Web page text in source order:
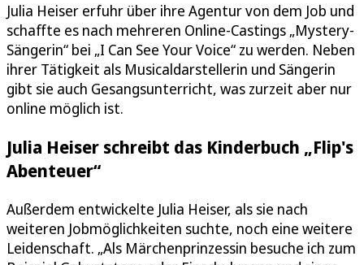
Julia Heiser erfuhr über ihre Agentur von dem Job und
schaffte es nach mehreren Online-Castings „Mystery-
Sängerin“ bei „I Can See Your Voice“ zu werden. Neben
ihrer Tätigkeit als Musicaldarstellerin und Sängerin
gibt sie auch Gesangsunterricht, was zurzeit aber nur
online möglich ist.
Julia Heiser schreibt das Kinderbuch „Flip's
Abenteuer“
Außerdem entwickelte Julia Heiser, als sie nach
weiteren Jobmöglichkeiten suchte, noch eine weitere
Leidenschaft. „Als Märchenprinzessin besuche ich zum